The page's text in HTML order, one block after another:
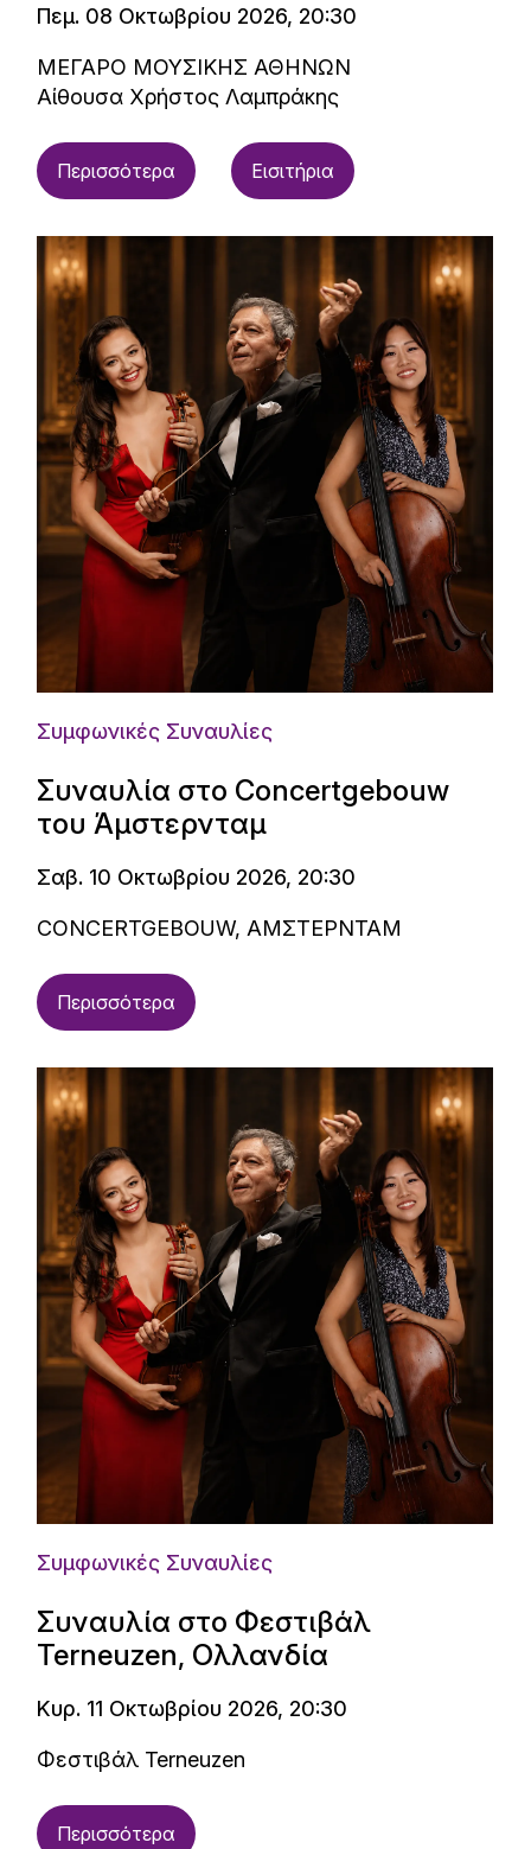
Πεμ. 08 Οκτωβρίου 2026, 20:30
ΜΕΓΑΡΟ ΜΟΥΣΙΚΗΣ ΑΘΗΝΩΝ
Αίθουσα Χρήστος Λαμπράκης
Περισσότερα Εισιτήρια
Συμφωνικές Συναυλίες
Συναυλία στο Concertgebouw
του Άμστερνταμ
Σαβ. 10 Οκτωβρίου 2026, 20:30
CONCERTGEBOUW, ΑΜΣΤΕΡΝΤΑΜ
Περισσότερα
Συμφωνικές Συναυλίες
Συναυλία στο Φεστιβάλ
Terneuzen, Ολλανδία
Κυρ. 11 Οκτωβρίου 2026, 20:30
Φεστιβάλ Terneuzen
Περισσότερα